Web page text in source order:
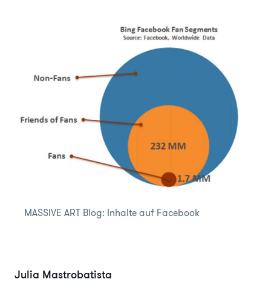
MASSIVE ART Blog: Inhalte auf Facebook
Julia Mastrobatista